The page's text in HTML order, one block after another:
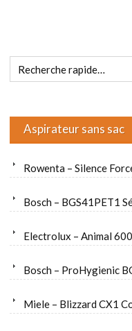
Aspirateur sans sac
Rowenta – Silence
Bosch – BGS41PET1
Electrolux – Animal 600
Bosch – ProHygienic
Miele – Blizzard CX1